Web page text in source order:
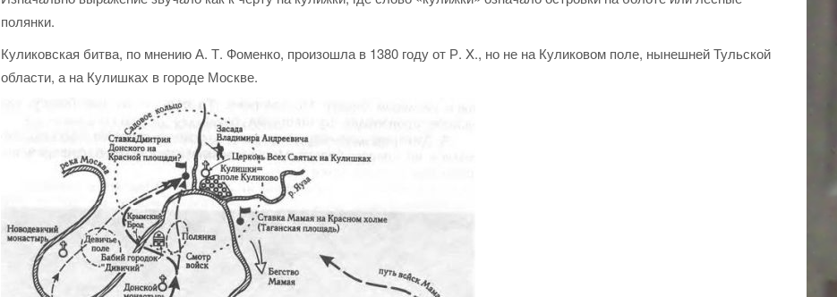
полянки.
Куликовская битва, по мнению А. Т. Фоменко, произошла в 1380 году от Р. X., но не на Куликовом поле, нынешней Тульской
области, а на Кулишках в городе Москве.